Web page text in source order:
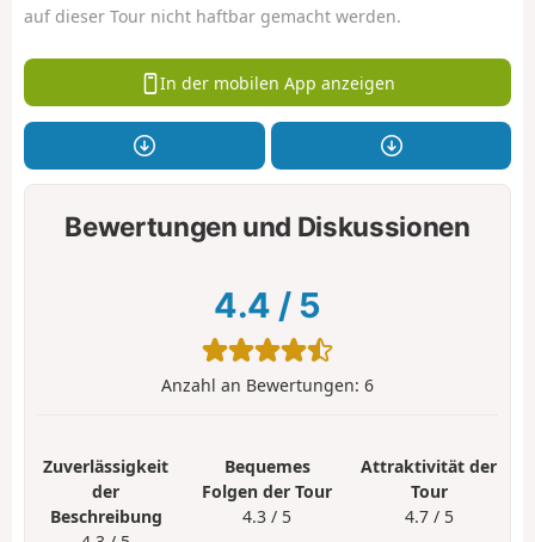
auf dieser Tour nicht haftbar gemacht werden.
In der mobilen App anzeigen
Bewertungen und Diskussionen
4.4 / 5
Anzahl an Bewertungen: 6
Zuverlässigkeit
der
Beschreibung
Bequemes
Folgen der Tour
4.3 / 5
Attraktivität der
Tour
4.7 / 5